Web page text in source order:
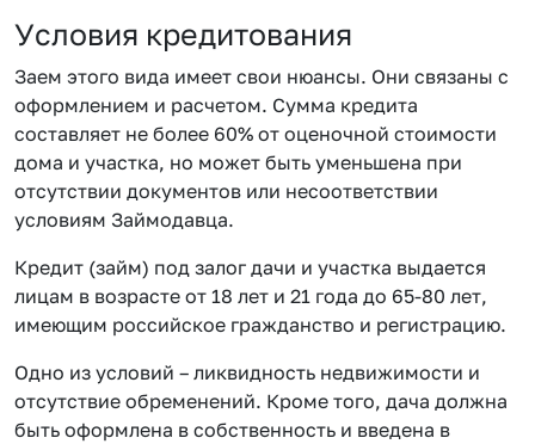
Условия кредитования
Заем этого вида имеет свои нюансы. Они связаны с
оформлением и расчетом. Сумма кредита
составляет не более 60% от оценочной стоимости
дома и участка, но может быть уменьшена при
отсутствии документов или несоответствии
условиям Займодавца.
Кредит (займ) под залог дачи и участка выдается
лицам в возрасте от 18 лет и 21 года до 65-80 лет,
имеющим российское гражданство и регистрацию.
Одно из условий – ликвидность недвижимости и
отсутствие обременений. Кроме того, дача должна
быть оформлена в собственность и введена в